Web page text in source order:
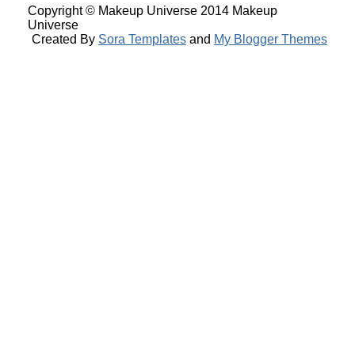
Copyright © Makeup Universe 2014 Makeup
Universe
Created By Sora Templates and My Blogger Themes